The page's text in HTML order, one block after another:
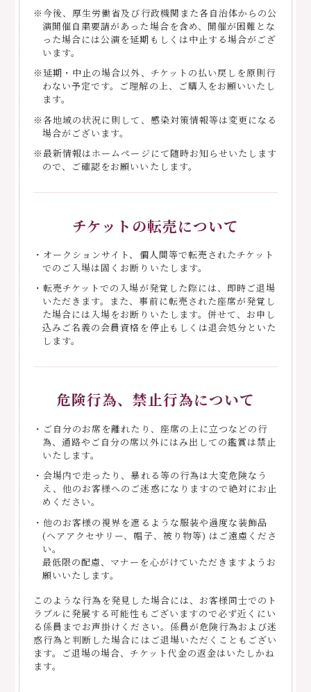
※今後、厚生労働省及び行政機関また各自治体からの公
演開催自粛要請があった場合を含め、開催が困難とな
った場合には公演を延期もしくは中止する場合がござ
います。
※延期・中止の場合以外、チケットの払い戻しを原則行
わない予定です。ご理解の上、ご購入をお願いいたし
ます。
※各地域の状況に則して、感染対策情報等は変更になる
場合がございます。
※最新情報はホームページにて随時お知らせいたします
ので、ご確認をお願いいたします。
チケットの転売について
・オークションサイト、個人間等で転売されたチケット
でのご入場は固くお断りいたします。
・転売チケットでの入場が発覚した際には、即時ご退場
いただきます。また、事前に転売された座席が発覚し
た場合には入場をお断りいたします。併せて、お申し
込みご名義の会員資格を停止もしくは退会処分といた
します。
危険行為、禁止行為について
・ご自分のお席を離れたり、座席の上に立つなどの行
為、通路やご自分の席以外にはみ出しての鑑賞は禁止
いたします。
・会場内で走ったり、暴れる等の行為は大変危険なう
え、他のお客様へのご迷惑になりますので絶対にお止
めください。
・他のお客様の視界を遮るような服装や過度な装飾品
(ヘアアクセサリー、帽子、被り物等) はご遠慮くださ
い。
最低限の配慮、マナーを心がけていただきますようお
願いいたします。
このような行為を発見した場合には、お客様同士でのト
ラブルに発展する可能性もございますので必ず近くにい
る係員までお声掛けください。係員が危険行為および迷
惑行為と判断した場合にはご退場いただくこともござい
ます。ご退場の場合、チケット代金の返金はいたしかね
ます。